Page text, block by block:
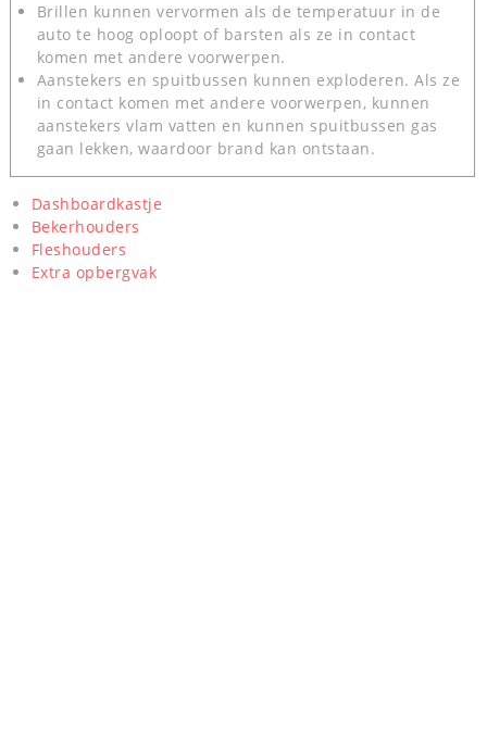
Brillen kunnen vervormen als de temperatuur in de
auto te hoog oploopt of barsten als ze in contact
komen met andere voorwerpen.
Aanstekers en spuitbussen kunnen exploderen. Als ze
in contact komen met andere voorwerpen, kunnen
aanstekers vlam vatten en kunnen spuitbussen gas
gaan lekken, waardoor brand kan ontstaan.
Dashboardkastje
Bekerhouders
Fleshouders
Extra opbergvak